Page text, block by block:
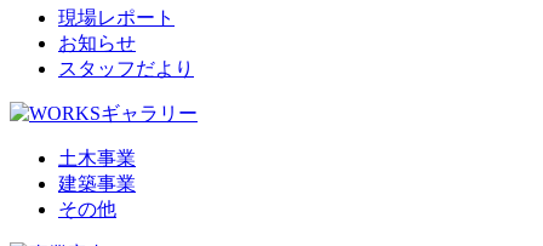
現場レポート
お知らせ
スタッフだより
土木事業
建築事業
その他